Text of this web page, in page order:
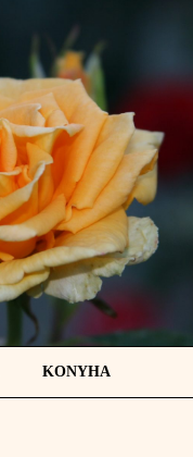
KONYHA